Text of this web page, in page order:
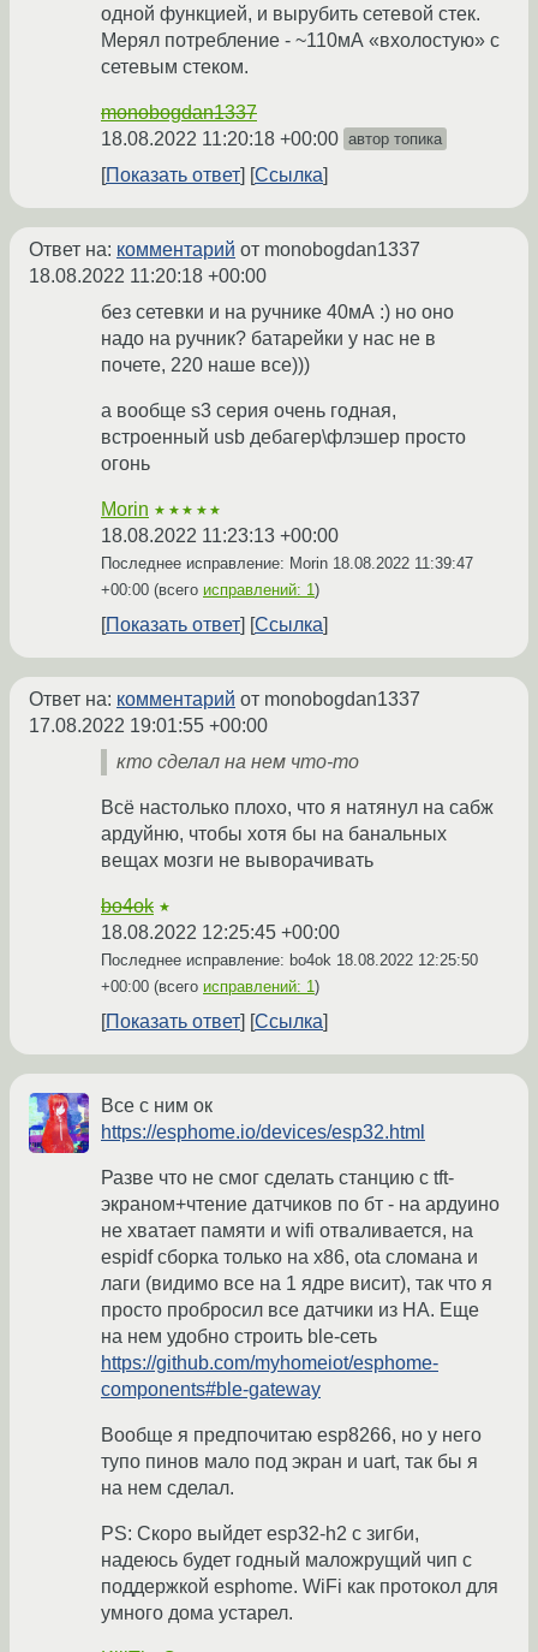
одной функцией, и вырубить сетевой стек.
Мерял потребление - ~110мА «вхолостую» с
сетевым стеком.
monobogdan1337
18.08.2022 11:20:18 +00:00 автор топика
Показать ответ Ссылка
Ответ на: комментарий от monobogdan1337
18.08.2022 11:20:18 +00:00
без сетевки и на ручнике 40мА :) но оно
надо на ручник? батарейки у нас не в
почете, 220 наше все)))
а вообще s3 серия очень годная,
встроенный usb дебагер\флэшер просто
огонь
Morin ★★★★★
18.08.2022 11:23:13 +00:00
Последнее исправление: Morin 18.08.2022 11:39:47
+00:00 (всего исправлений: 1)
Показать ответ Ссылка
Ответ на: комментарий от monobogdan1337
17.08.2022 19:01:55 +00:00
кто сделал на нем что-то
Всё настолько плохо, что я натянул на сабж
ардуйню, чтобы хотя бы на банальных
вещах мозги не выворачивать
bo4ok ★
18.08.2022 12:25:45 +00:00
Последнее исправление: bo4ok 18.08.2022 12:25:50
+00:00 (всего исправлений: 1)
Показать ответ Ссылка
Все с ним ок
https://esphome.io/devices/esp32.html
Разве что не смог сделать станцию с tft-
экраном+чтение датчиков по бт - на ардуино
не хватает памяти и wifi отваливается, на
espidf сборка только на x86, ota сломана и
лаги (видимо все на 1 ядре висит), так что я
просто пробросил все датчики из HA. Еще
на нем удобно строить ble-сеть
https://github.com/myhomeiot/esphome-
components#ble-gateway
Вообще я предпочитаю esp8266, но у него
тупо пинов мало под экран и uart, так бы я
на нем сделал.
PS: Скоро выйдет esp32-h2 с зигби,
надеюсь будет годный маложрущий чип с
поддержкой esphome. WiFi как протокол для
умного дома устарел.